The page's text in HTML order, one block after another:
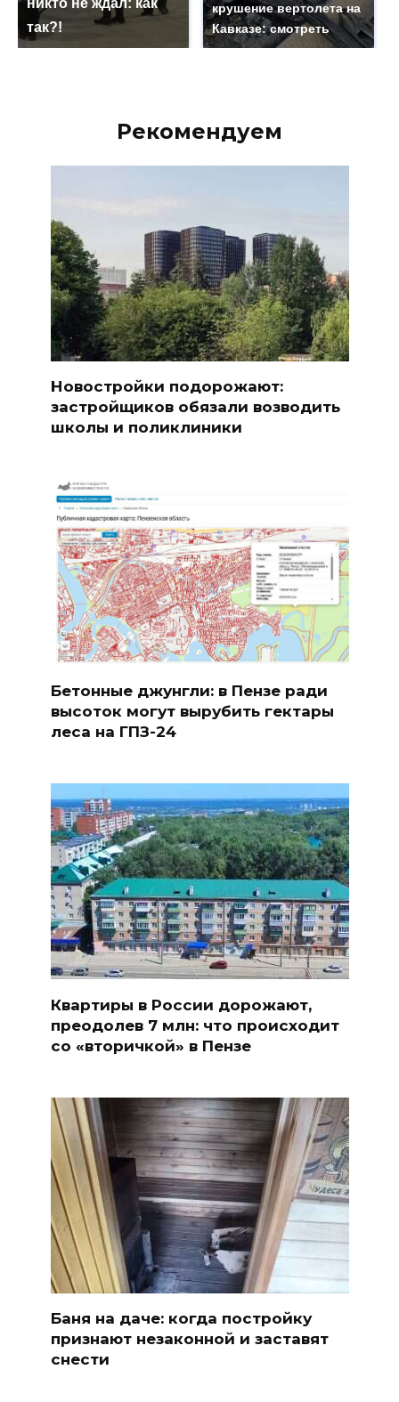
никто не ждал: как
так?!
крушение вертолета на
Кавказе: смотреть
Рекомендуем
Новостройки подорожают:
застройщиков обязали возводить
школы и поликлиники
Бетонные джунгли: в Пензе ради
высоток могут вырубить гектары
леса на ГПЗ-24
Квартиры в России дорожают,
преодолев 7 млн: что происходит
со «вторичкой» в Пензе
Баня на даче: когда постройку
признают незаконной и заставят
снести